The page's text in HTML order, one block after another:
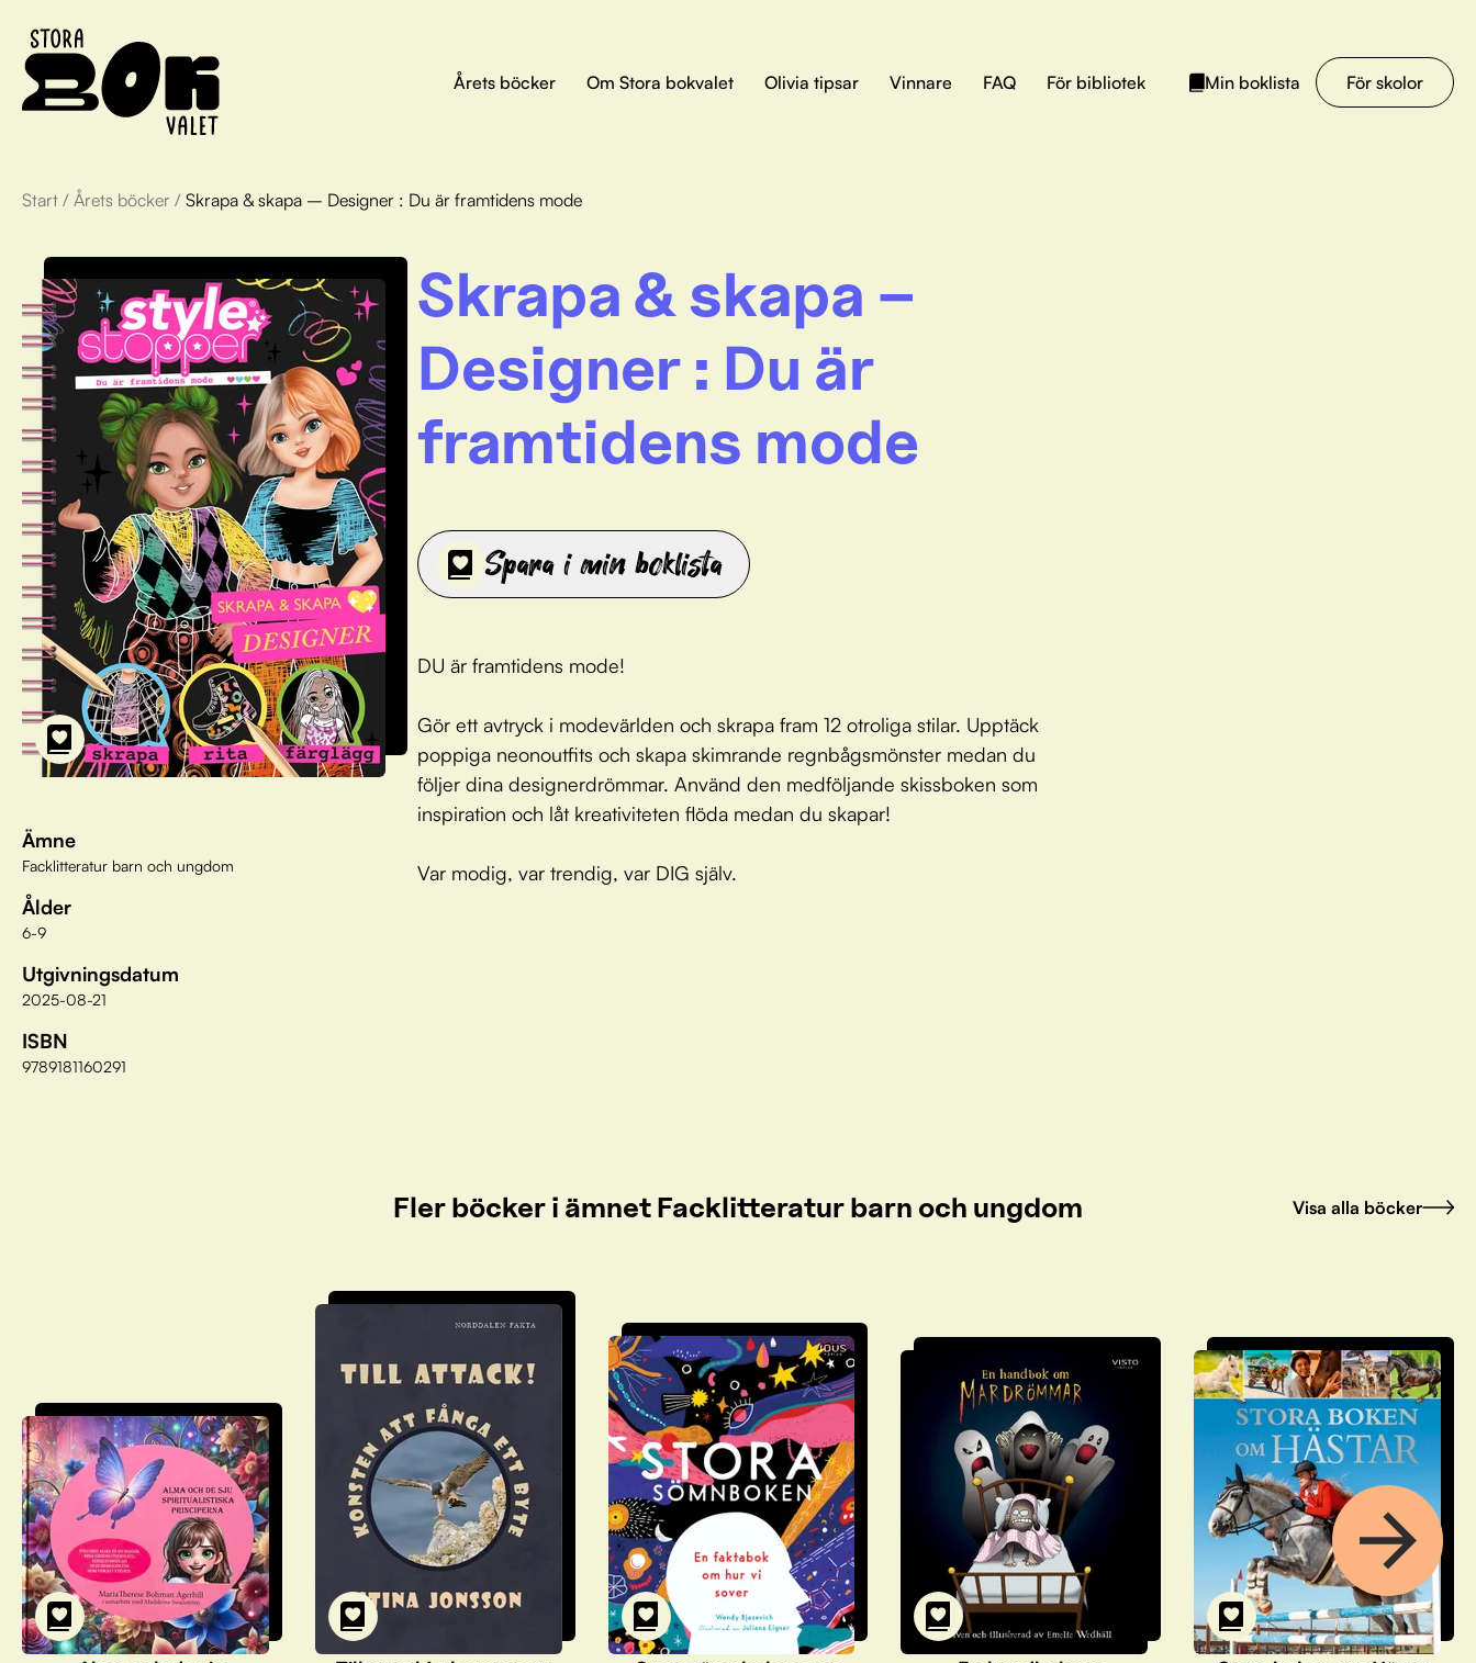
Årets böcker Om Stora bokvalet Olivia tipsar Vinnare FAQ För bibliotek Min boklista För skolor
Start / Årets böcker / Skrapa & skapa – Designer : Du är framtidens mode
Ämne
Facklitteratur barn och ungdom
Ålder
6-9
Utgivningsdatum
2025-08-21
ISBN
9789181160291
Skrapa & skapa –
Designer : Du är
framtidens mode
Spara i min boklista
DU är framtidens mode!
Gör ett avtryck i modevärlden och skrapa fram 12 otroliga stilar. Upptäck
poppiga neonoutfits och skapa skimrande regnbågsmönster medan du
följer dina designerdrömmar. Använd den medföljande skissboken som
inspiration och låt kreativiteten flöda medan du skapar!
Var modig, var trendig, var DIG själv.
Fler böcker i ämnet Facklitteratur barn och ungdom Visa alla böcker